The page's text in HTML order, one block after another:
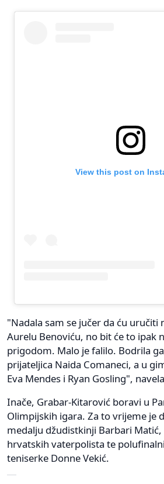
View this post on
"Nadala sam se jučer da ću uručiti
Aurelu Benoviću, no bit će to ipak
prigodom. Malo je falilo. Bodrila
prijateljica Naida Comaneci, a u
Eva Mendes i Ryan Gosling",
Inače, Grabar-Kitarović boravi u
Olimpijskih igara. Za to vrijeme je
medalju džudistkinji Barbari
hrvatskih vaterpolista te
teniserke Donne Vekić.